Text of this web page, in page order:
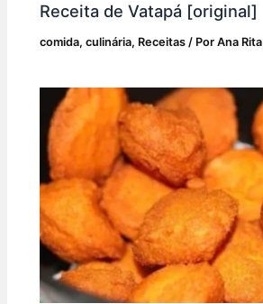
Receita de Vatapá [original]
comida,culinária, Receitas / PorAna Rita